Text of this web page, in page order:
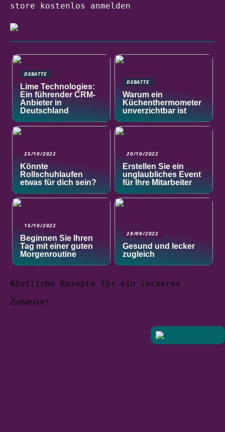
store kostenlos anmelden
DEBATTE
Lime Technologies:
Ein führender CRM-
Anbieter in
Deutschland
DEBATTE
Warum ein
Küchenthermometer
unverzichtbar ist
25/10/2022
Könnte
Rollschuhlaufen
etwas für dich sein?
20/10/2022
Erstellen Sie ein
unglaubliches Event
für Ihre Mitarbeiter
15/10/2022
Beginnen Sie Ihren
Tag mit einer guten
Morgenroutine
28/09/2022
Gesund und lecker
zugleich
Köstliche Rezepte für ein leckeres
Zuhause!